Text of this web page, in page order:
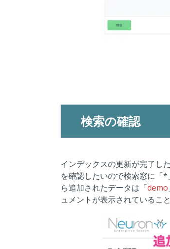
検索の確認
インデックスの更新が完了し
を確認したいので検索窓に「
ら追加されたデータは「demo
ュメントが表示されているこ